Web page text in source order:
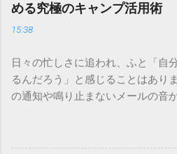
める究極のキャンプ活用術
15:38
日々の忙しさに追われ、ふと「自
るんだろう」と感じることはあり
の通知や鳴り止まないメールの音
ャンプは単なるレジャーではなく
の「自分回帰」の儀式。五感を研